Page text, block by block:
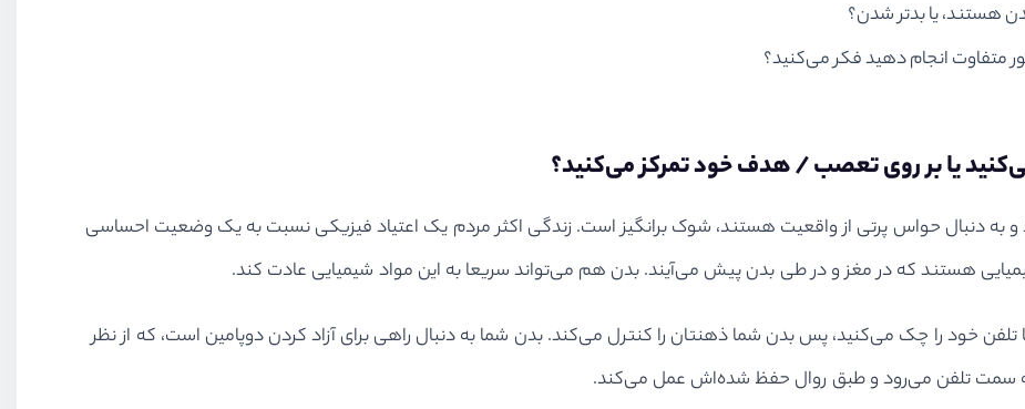
هستند، یا بدتر شدن؟
متفاوت انجام دهید فکر می‌کنید؟
یا بر روی تعصب / هدف خود تمرکز می‌کنید؟
به دنبال حواس پرتی از واقعیت هستند، شوک برانگیز است. زندگی اکثر مردم یک اعتیاد فیزیکی نسبت به یک وضعیت احساسی
هستند که در مغز و در طی بدن پیش می‌آیند. بدن هم می‌تواند سریعا به این مواد شیمیایی عادت کند.
تلفن خود را چک می‌کنید، پس بدن شما ذهنتان را کنترل می‌کند. بدن شما به دنبال راهی برای آزاد کردن دوپامین است، که از نظر
سمت تلفن می‌رود و طبق روال حفظ شده‌اش عمل می‌کند.